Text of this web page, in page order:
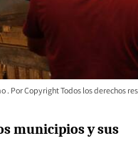
Copyright Todos los derechos res
municipios y sus